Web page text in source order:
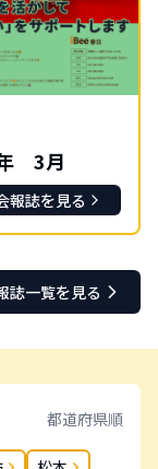
3月
報誌を見る
誌一覧を見る
都道府県順